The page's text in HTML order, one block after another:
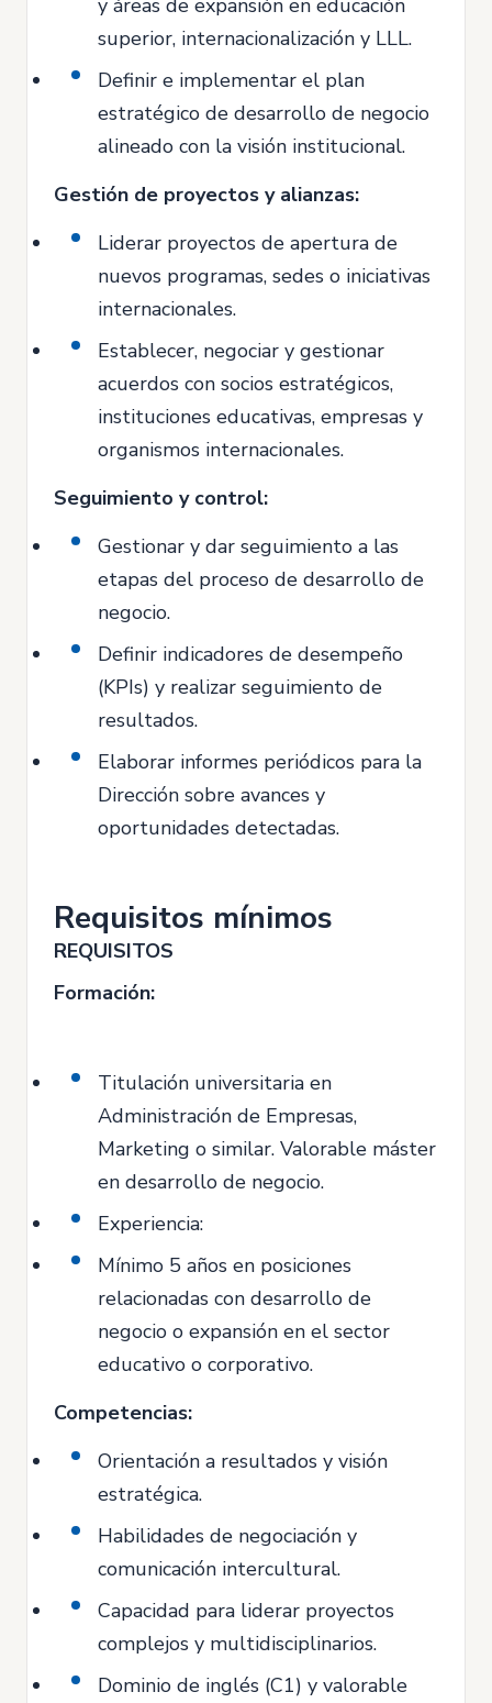
y áreas de expansión en educación
superior, internacionalización y LLL.
Definir e implementar el plan
estratégico de desarrollo de negocio
alineado con la visión institucional.
Gestión de proyectos y alianzas:
Liderar proyectos de apertura de
nuevos programas, sedes o iniciativas
internacionales.
Establecer, negociar y gestionar
acuerdos con socios estratégicos,
instituciones educativas, empresas y
organismos internacionales.
Seguimiento y control:
Gestionar y dar seguimiento a las
etapas del proceso de desarrollo de
negocio.
Definir indicadores de desempeño
(KPIs) y realizar seguimiento de
resultados.
Elaborar informes periódicos para la
Dirección sobre avances y
oportunidades detectadas.
Requisitos mínimos
REQUISITOS
Formación:
Titulación universitaria en
Administración de Empresas,
Marketing o similar. Valorable máster
en desarrollo de negocio.
Experiencia:
Mínimo 5 años en posiciones
relacionadas con desarrollo de
negocio o expansión en el sector
educativo o corporativo.
Competencias:
Orientación a resultados y visión
estratégica.
Habilidades de negociación y
comunicación intercultural.
Capacidad para liderar proyectos
complejos y multidisciplinarios.
Dominio de inglés (C1) y valorable